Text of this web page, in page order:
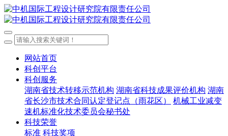
网站首页
科创平台
科创服务
湖南省技术转移示范机构 湖南省科技成果评价机构 湖南
省长沙市技术合同认定登记点（雨花区）
机械工业减变
速机标准化技术委员会秘书处
科技荣誉
标准 科技奖项